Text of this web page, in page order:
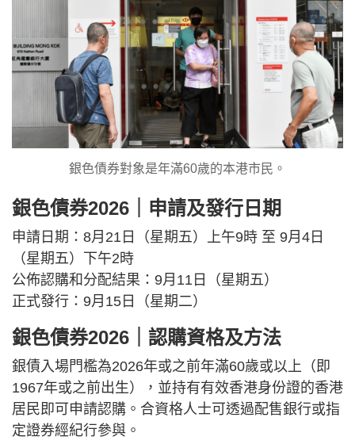
銀色債券對象是年滿60歲的本港市民。
銀色債券2026｜申請及發行日期
申請日期：8月21日（星期五）上午9時 至 9月4日
（星期五）下午2時
公佈認購和分配結果：9月11日（星期五）
正式發行：9月15日（星期二）
銀色債券2026｜認購資格及方法
銀債入場門檻為2026年或之前年滿60歲或以上（即
1967年或之前出生），並持有有效香港身份證的香港
居民即可申請認購。合資格人士可透過配售銀行或指
定證券經紀行參與。